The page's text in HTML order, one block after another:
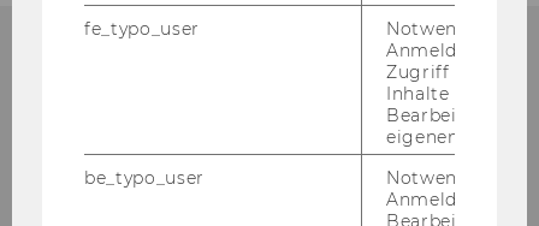
Institut für Wirtschafts-
und Sozialgeschichte
fe_typo_user
Notwendig für
Anmeldung und
Zugriff auf
Inhalte oder zur
Bearbeitung des
eigenen Profils.
be_typo_user
Notwendig für
Anmeldung und
Bearbeitung von